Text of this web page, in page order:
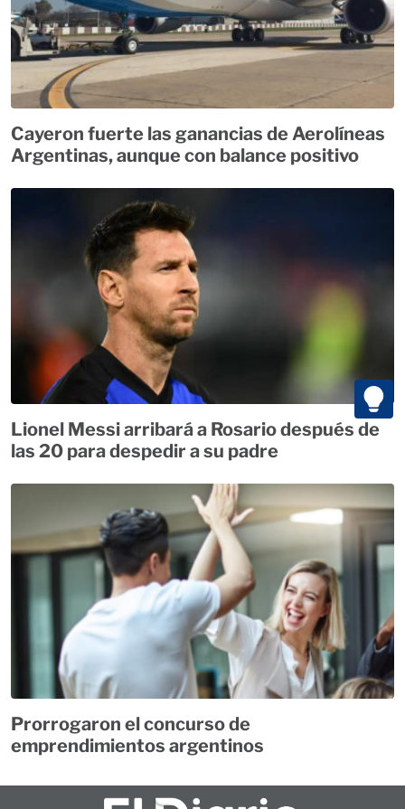
Cayeron fuerte las ganancias de Aerolíneas
Argentinas, aunque con balance positivo
Lionel Messi arribará a Rosario después de
las 20 para despedir a su padre
Prorrogaron el concurso de
emprendimientos argentinos